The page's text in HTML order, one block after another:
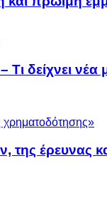
δείχνει νέα
της έρευνας